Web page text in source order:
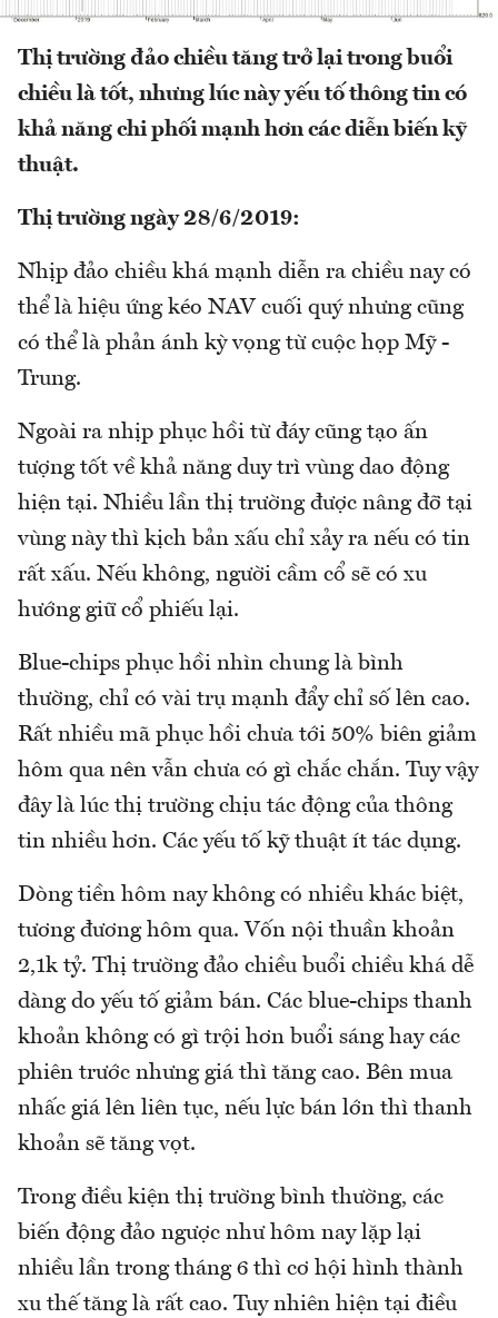
Thị trường đảo chiều tăng trở lại trong buổi
chiều là tốt, nhưng lúc này yếu tố thông tin có
khả năng chi phối mạnh hơn các diễn biến kỹ
thuật.
Thị trường ngày 28/6/2019:
Nhịp đảo chiều khá mạnh diễn ra chiều nay có
thể là hiệu ứng kéo NAV cuối quý nhưng cũng
có thể là phản ánh kỳ vọng từ cuộc họp Mỹ -
Trung.
Ngoài ra nhịp phục hồi từ đáy cũng tạo ấn
tượng tốt về khả năng duy trì vùng dao động
hiện tại. Nhiều lần thị trường được nâng đỡ tại
vùng này thì kịch bản xấu chỉ xảy ra nếu có tin
rất xấu. Nếu không, người cầm cổ sẽ có xu
hướng giữ cổ phiếu lại.
Blue-chips phục hồi nhìn chung là bình
thường, chỉ có vài trụ mạnh đẩy chỉ số lên cao.
Rất nhiều mã phục hồi chưa tới 50% biên giảm
hôm qua nên vẫn chưa có gì chắc chắn. Tuy vậy
đây là lúc thị trường chịu tác động của thông
tin nhiều hơn. Các yếu tố kỹ thuật ít tác dụng.
Dòng tiền hôm nay không có nhiều khác biệt,
tương đương hôm qua. Vốn nội thuần khoản
2,1k tỷ. Thị trường đảo chiều buổi chiều khá dễ
dàng do yếu tố giảm bán. Các blue-chips thanh
khoản không có gì trội hơn buổi sáng hay các
phiên trước nhưng giá thì tăng cao. Bên mua
nhấc giá lên liên tục, nếu lực bán lớn thì thanh
khoản sẽ tăng vọt.
Trong điều kiện thị trường bình thường, các
biến động đảo ngược như hôm nay lặp lại
nhiều lần trong tháng 6 thì cơ hội hình thành
xu thế tăng là rất cao. Tuy nhiên hiện tại điều